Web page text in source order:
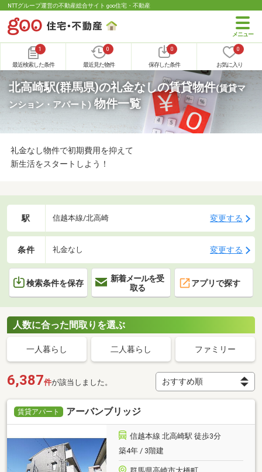
NTTグループ運営の不動産総合サイト goo住宅・不動産
1
最近検索した条件
0
最近見た物件
0
保存した条件
0
お気に入り
北高崎駅(群馬県)の礼金なしの賃貸物件(賃貸マ
ンション・アパート) 物件一覧
礼金なし物件で初期費用を抑えて
新生活をスタートしよう！
駅 信越本線/北高崎 変更する
条件 礼金なし 変更する
検索条件を保存
新着メールを受
取る
アプリで探す
人数に合った間取りを選ぶ
一人暮らし 二人暮らし ファミリー
6,387件が該当しました。
賃貸アパート アーバンブリッジ
信越本線 北高崎駅 徒歩3分
築4年 / 3階建